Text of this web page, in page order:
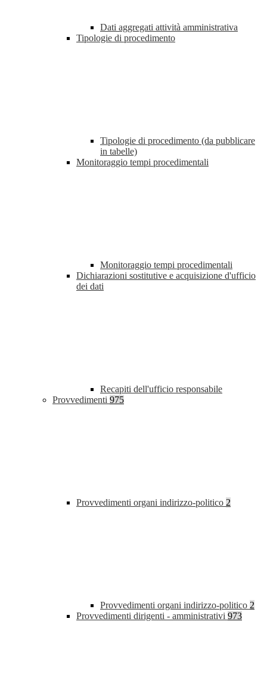
Dati aggregati attività amministrativa
Tipologie di procedimento
Tipologie di procedimento (da pubblicare
in tabelle)
Monitoraggio tempi procedimentali
Monitoraggio tempi procedimentali
Dichiarazioni sostitutive e acquisizione d'ufficio
dei dati
Recapiti dell'ufficio responsabile
Provvedimenti 975
Provvedimenti organi indirizzo-politico 2
Provvedimenti organi indirizzo-politico 2
Provvedimenti dirigenti - amministrativi 973